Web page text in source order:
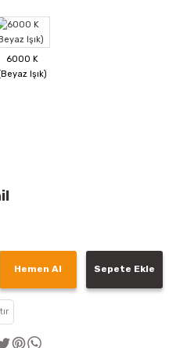
Hemen Al Sepete Ekle